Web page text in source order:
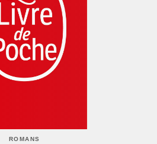
ROMANS